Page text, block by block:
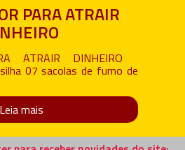
PARA ATRAIR
ATRAIR DINHEIRO
07 sacolas de fumo de
Leia mais